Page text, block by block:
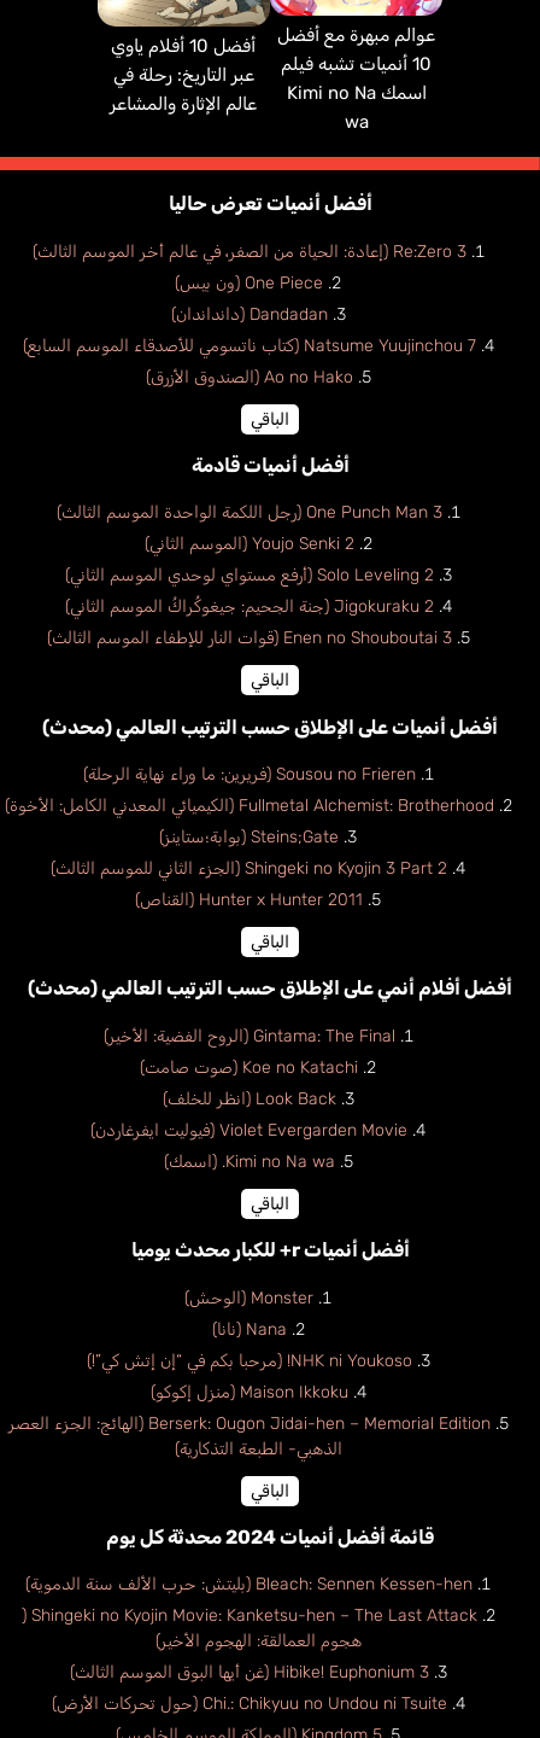
عوالم مبهرة مع أفضل
10 أنميات تشبه فيلم
اسمك Kimi no Na
wa
أفضل 10 أفلام ياوي
عبر التاريخ: رحلة في
عالم الإثارة والمشاعر
أفضل أنميات تعرض حاليا
Re:Zero 3 (إعادة: الحياة من الصفر، في عالم أخر الموسم الثالث)
One Piece (ون بيس)
Dandadan (دانداندان)
Natsume Yuujinchou 7 (كتاب ناتسومي للأصدقاء الموسم السابع)
Ao no Hako (الصندوق الأزرق)
الباقي
أفضل أنميات قادمة
One Punch Man 3 (رجل اللكمة الواحدة الموسم الثالث)
Youjo Senki 2 (الموسم الثاني)
Solo Leveling 2 (أرفع مستواي لوحدي الموسم الثاني)
Jigokuraku 2 (جنة الجحيم: جيغوكُراكُ الموسم الثاني)
Enen no Shouboutai 3 (قوات النار للإطفاء الموسم الثالث)
الباقي
أفضل أنميات على الإطلاق حسب الترتيب العالمي (محدث)
Sousou no Frieren (فريرين: ما وراء نهاية الرحلة)
Fullmetal Alchemist: Brotherhood (الكيميائي المعدني الكامل: الأخوة)
Steins;Gate (بوابة؛ستاينز)
Shingeki no Kyojin 3 Part 2 (الجزء الثاني للموسم الثالث)
Hunter x Hunter 2011 (القناص)
الباقي
أفضل أفلام أنمي على الإطلاق حسب الترتيب العالمي (محدث)
Gintama: The Final (الروح الفضية: الأخير)
Koe no Katachi (صوت صامت)
Look Back (انظر للخلف)
Violet Evergarden Movie (فيوليت ايفرغاردن)
Kimi no Na wa. (اسمك)
الباقي
أفضل أنميات r+ للكبار محدث يوميا
Monster (الوحش)
Nana (نانا)
NHK ni Youkoso! (مرحبا بكم في “إن إتش كي”!)
Maison Ikkoku (منزل إكوكو)
Berserk: Ougon Jidai-hen – Memorial Edition (الهائج: الجزء العصر
الذهبي- الطبعة التذكارية)
الباقي
قائمة أفضل أنميات 2024 محدثة كل يوم
Bleach: Sennen Kessen-hen (بليتش: حرب الألف سنة الدموية)
Shingeki no Kyojin Movie: Kanketsu-hen – The Last Attack (
هجوم العمالقة: الهجوم الأخير)
Hibike! Euphonium 3 (غن أيها البوق الموسم الثالث)
Chi.: Chikyuu no Undou ni Tsuite (حول تحركات الأرض)